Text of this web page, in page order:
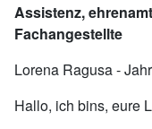
Assistenz,
Fachangestellte
Lorena Ragusa -
Hallo, ich bins, eure